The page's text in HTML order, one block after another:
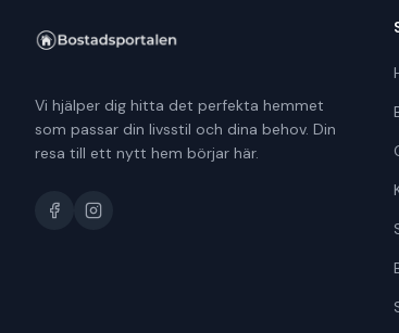
Vi hjälper dig hitta det perfekta hemmet
som passar din livsstil och dina behov. Din
resa till ett nytt hem börjar här.